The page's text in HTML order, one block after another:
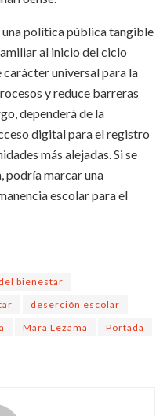
una política pública tangible
al inicio del ciclo
carácter universal para la
y reduce barreras
dependerá de la
digital para el registro
más alejadas. Si se
podría marcar una
escolar para el
bienestar
deserción escolar
Mara Lezama
Portada